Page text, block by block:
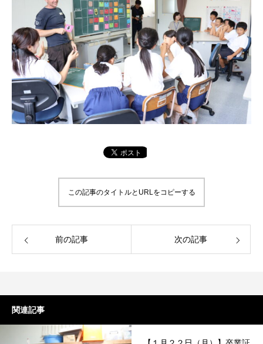
この記事のタイトルとURLをコピーする
前の記事 次の記事
関連記事